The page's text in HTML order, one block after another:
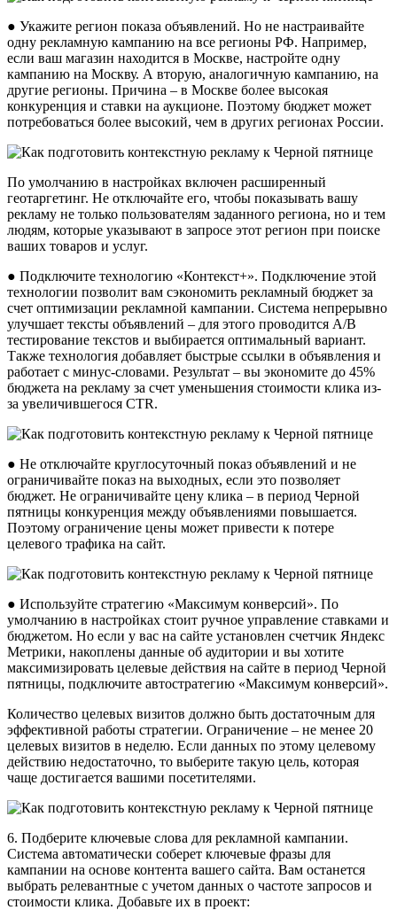
● Укажите регион показа объявлений. Но не настраивайте
одну рекламную кампанию на все регионы РФ. Например,
если ваш магазин находится в Москве, настройте одну
кампанию на Москву. А вторую, аналогичную кампанию, на
другие регионы. Причина – в Москве более высокая
конкуренция и ставки на аукционе. Поэтому бюджет может
потребоваться более высокий, чем в других регионах России.
По умолчанию в настройках включен расширенный
геотаргетинг. Не отключайте его, чтобы показывать вашу
рекламу не только пользователям заданного региона, но и тем
людям, которые указывают в запросе этот регион при поиске
ваших товаров и услуг.
● Подключите технологию «Контекст+». Подключение этой
технологии позволит вам сэкономить рекламный бюджет за
счет оптимизации рекламной кампании. Система непрерывно
улучшает тексты объявлений – для этого проводится A/B
тестирование текстов и выбирается оптимальный вариант.
Также технология добавляет быстрые ссылки в объявления и
работает с минус-словами. Результат – вы экономите до 45%
бюджета на рекламу за счет уменьшения стоимости клика из-
за увеличившегося CTR.
● Не отключайте круглосуточный показ объявлений и не
ограничивайте показ на выходных, если это позволяет
бюджет. Не ограничивайте цену клика – в период Черной
пятницы конкуренция между объявлениями повышается.
Поэтому ограничение цены может привести к потере
целевого трафика на сайт.
● Используйте стратегию «Максимум конверсий». По
умолчанию в настройках стоит ручное управление ставками и
бюджетом. Но если у вас на сайте установлен счетчик Яндекс
Метрики, накоплены данные об аудитории и вы хотите
максимизировать целевые действия на сайте в период Черной
пятницы, подключите автостратегию «Максимум конверсий».
Количество целевых визитов должно быть достаточным для
эффективной работы стратегии. Ограничение – не менее 20
целевых визитов в неделю. Если данных по этому целевому
действию недостаточно, то выберите такую цель, которая
чаще достигается вашими посетителями.
6. Подберите ключевые слова для рекламной кампании.
Система автоматически соберет ключевые фразы для
кампании на основе контента вашего сайта. Вам останется
выбрать релевантные с учетом данных о частоте запросов и
стоимости клика. Добавьте их в проект: